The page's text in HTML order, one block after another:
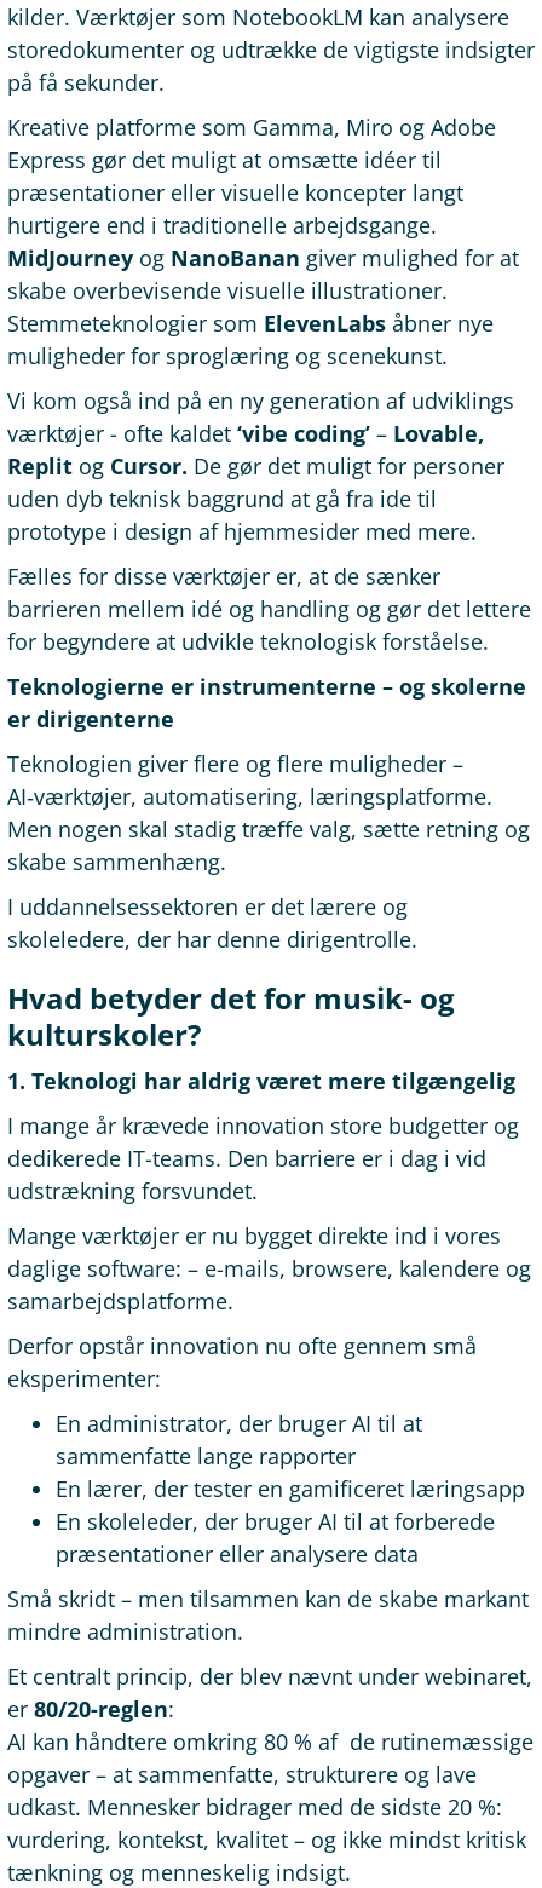
kilder. Værktøjer som NotebookLM kan analysere
storedokumenter og udtrække de vigtigste indsigter
på få sekunder.
Kreative platforme som Gamma, Miro og Adobe
Express gør det muligt at omsætte idéer til
præsentationer eller visuelle koncepter langt
hurtigere end i traditionelle arbejdsgange.
MidJourney og NanoBanan giver mulighed for at
skabe overbevisende visuelle illustrationer.
Stemmeteknologier som ElevenLabs åbner nye
muligheder for sproglæring og scenekunst.
Vi kom også ind på en ny generation af udviklings
værktøjer - ofte kaldet ‘vibe coding’ – Lovable,
Replit og Cursor. De gør det muligt for personer
uden dyb teknisk baggrund at gå fra ide til
prototype i design af hjemmesider med mere.
Fælles for disse værktøjer er, at de sænker
barrieren mellem idé og handling og gør det lettere
for begyndere at udvikle teknologisk forståelse.
Teknologierne er instrumenterne – og skolerne
er dirigenterne
Teknologien giver flere og flere muligheder –
AI‑værktøjer, automatisering, læringsplatforme.
Men nogen skal stadig træffe valg, sætte retning og
skabe sammenhæng.
I uddannelsessektoren er det lærere og
skoleledere, der har denne dirigentrolle.
Hvad betyder det for musik- og
kulturskoler?
1. Teknologi har aldrig været mere tilgængelig
I mange år krævede innovation store budgetter og
dedikerede IT-teams. Den barriere er i dag i vid
udstrækning forsvundet.
Mange værktøjer er nu bygget direkte ind i vores
daglige software: – e-mails, browsere, kalendere og
samarbejdsplatforme.
Derfor opstår innovation nu ofte gennem små
eksperimenter:
En administrator, der bruger AI til at
sammenfatte lange rapporter
En lærer, der tester en gamificeret læringsapp
En skoleleder, der bruger AI til at forberede
præsentationer eller analysere data
Små skridt – men tilsammen kan de skabe markant
mindre administration.
Et centralt princip, der blev nævnt under webinaret,
er 80/20-reglen:
AI kan håndtere omkring 80 % af de rutinemæssige
opgaver – at sammenfatte, strukturere og lave
udkast. Mennesker bidrager med de sidste 20 %:
vurdering, kontekst, kvalitet – og ikke mindst kritisk
tænkning og menneskelig indsigt.